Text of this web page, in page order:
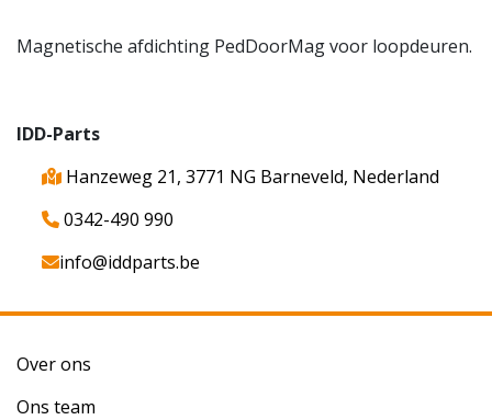
Magnetische afdichting PedDoorMag voor loopdeuren.
IDD-Parts
Hanzeweg 21, 3771 NG Barneveld, Nederland
0342-490 990
info@iddparts.be
Over ons
Ons team